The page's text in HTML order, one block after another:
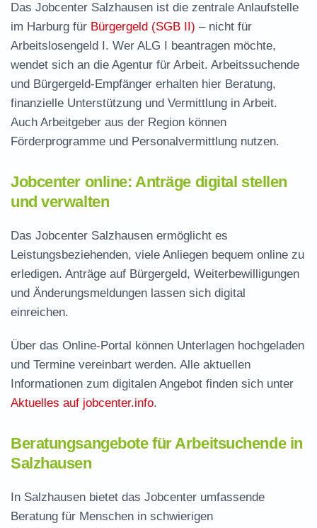
Das Jobcenter Salzhausen ist die zentrale Anlaufstelle
im Harburg für Bürgergeld (SGB II) – nicht für
Arbeitslosengeld I. Wer ALG I beantragen möchte,
wendet sich an die Agentur für Arbeit. Arbeitssuchende
und Bürgergeld-Empfänger erhalten hier Beratung,
finanzielle Unterstützung und Vermittlung in Arbeit.
Auch Arbeitgeber aus der Region können
Förderprogramme und Personalvermittlung nutzen.
Jobcenter online: Anträge digital stellen
und verwalten
Das Jobcenter Salzhausen ermöglicht es
Leistungsbeziehenden, viele Anliegen bequem online zu
erledigen. Anträge auf Bürgergeld, Weiterbewilligungen
und Änderungsmeldungen lassen sich digital
einreichen.
Über das Online-Portal können Unterlagen hochgeladen
und Termine vereinbart werden. Alle aktuellen
Informationen zum digitalen Angebot finden sich unter
Aktuelles auf jobcenter.info.
Beratungsangebote für Arbeitsuchende in
Salzhausen
In Salzhausen bietet das Jobcenter umfassende
Beratung für Menschen in schwierigen